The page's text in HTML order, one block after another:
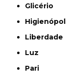
Glicério
Liberdade
Luz
Pari